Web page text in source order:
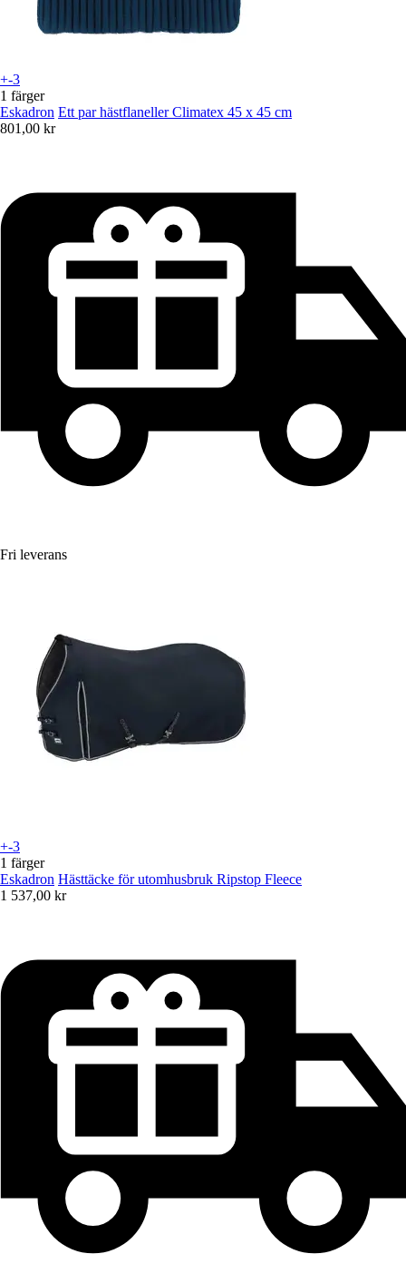
+-3
1 färger
Eskadron Ett par hästflaneller Climatex 45 x 45 cm
801,00 kr
Fri leverans
+-3
1 färger
Eskadron Hästtäcke för utomhusbruk Ripstop Fleece
1 537,00 kr